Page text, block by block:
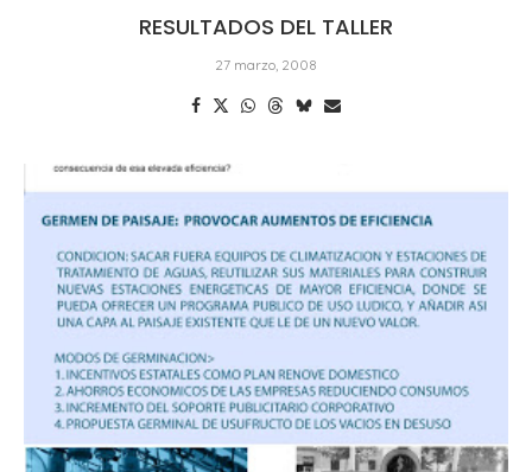
RESULTADOS DEL TALLER
27 marzo, 2008